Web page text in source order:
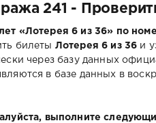
241 -
«Лотерея 6 из 36» по
билеты Лотерея 6 из 36 и
через базу данных
в базе данных в
выполните